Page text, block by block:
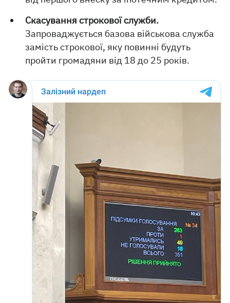
Скасування строкової служби.
Запроваджується базова військова служба
замість строкової, яку повинні будуть
пройти громадяни від 18 до 25 років.